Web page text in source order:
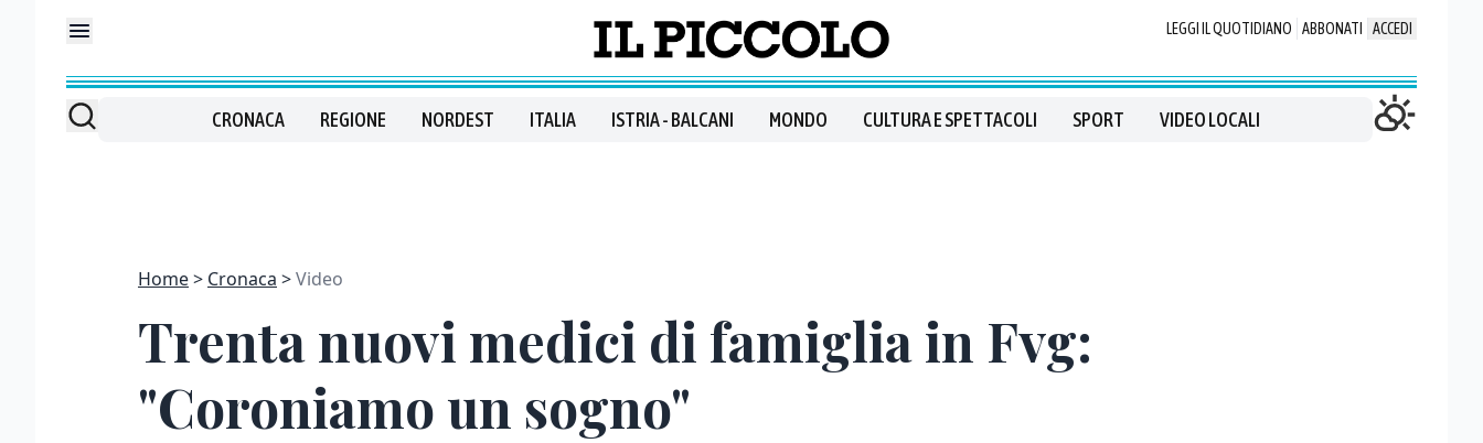
LEGGI IL QUOTIDIANO ABBONATI ACCEDI
CRONACA REGIONE NORDEST ITALIA ISTRIA - BALCANI MONDO CULTURA E SPETTACOLI SPORT VIDEO LOCALI
Home Cronaca Video
Trenta nuovi medici di famiglia in Fvg:
"Coroniamo un sogno"